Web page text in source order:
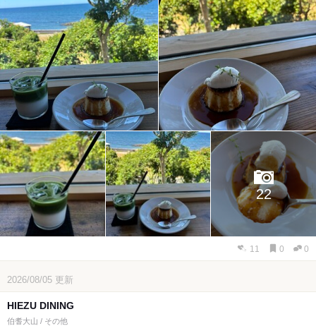
22
11 0 0
2026/08/05 更新
HIEZU DINING
伯耆大山 / その他